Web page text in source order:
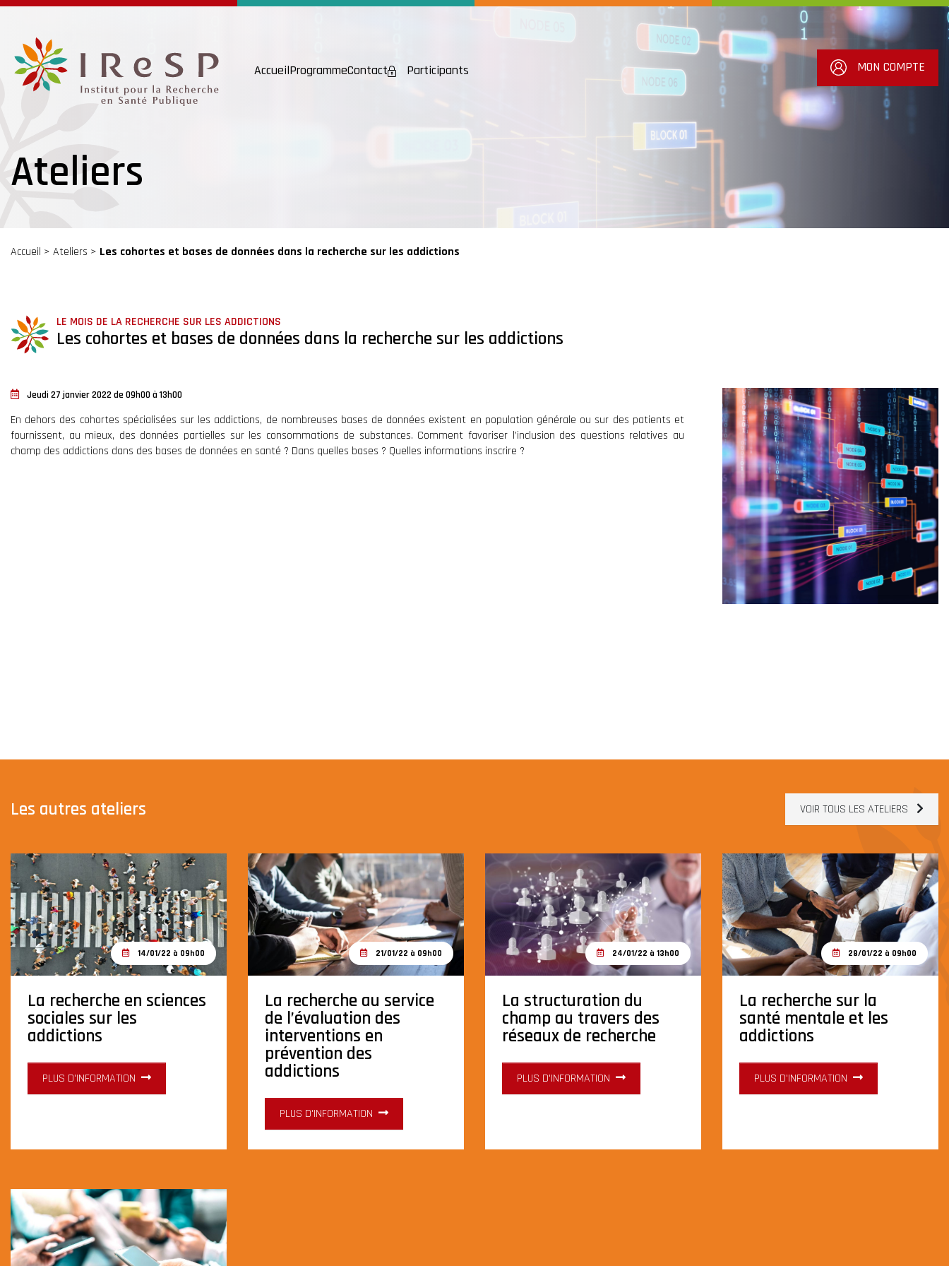
AccueilProgrammeContact Participants MON COMPTE
Ateliers
Accueil > Ateliers > Les cohortes et bases de données dans la recherche sur les addictions
LE MOIS DE LA RECHERCHE SUR LES ADDICTIONS
Les cohortes et bases de données dans la recherche sur les addictions
Jeudi 27 janvier 2022 de 09h00 à 13h00
En dehors des cohortes spécialisées sur les addictions, de nombreuses bases de données existent en population générale ou sur des patients et
fournissent, au mieux, des données partielles sur les consommations de substances. Comment favoriser l’inclusion des questions relatives au
champ des addictions dans des bases de données en santé ? Dans quelles bases ? Quelles informations inscrire ?
Les autres ateliers VOIR TOUS LES ATELIERS
14/01/22 à 09h00
La recherche en sciences
sociales sur les
addictions
PLUS D'INFORMATION
21/01/22 à 09h00
La recherche au service
de l’évaluation des
interventions en
prévention des
addictions
PLUS D'INFORMATION
24/01/22 à 13h00
La structuration du
champ au travers des
réseaux de recherche
PLUS D'INFORMATION
28/01/22 à 09h00
La recherche sur la
santé mentale et les
addictions
PLUS D'INFORMATION